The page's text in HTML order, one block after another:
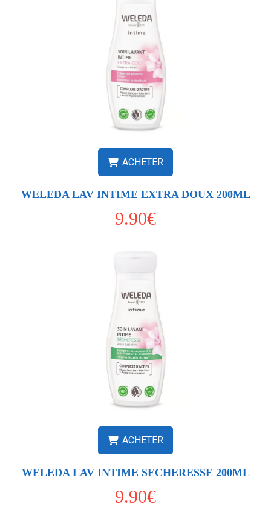
ACHETER
WELEDA LAV INTIME EXTRA DOUX 200ML
9.90€
ACHETER
WELEDA LAV INTIME SECHERESSE 200ML
9.90€